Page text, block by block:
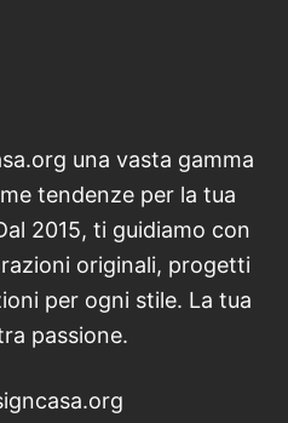
una vasta gamma
tendenze per la tua
2015, ti guidiamo con
originali, progetti
per ogni stile. La tua
passione.